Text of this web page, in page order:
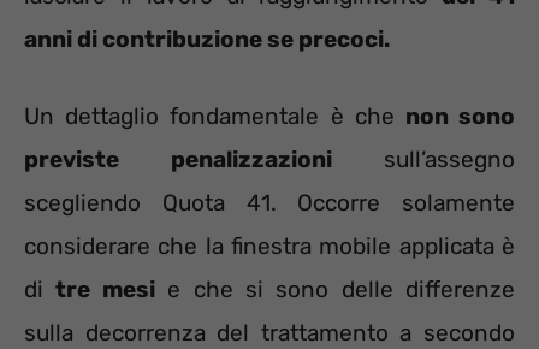
anni di contribuzione se precoci.
Un dettaglio fondamentale è che non sono
previste penalizzazionisull’assegno
scegliendo Quota 41. Occorre solamente
considerare che la finestra mobile applicata è
ditre mesie che si sono delle differenze
sulla decorrenza del trattamento a secondo